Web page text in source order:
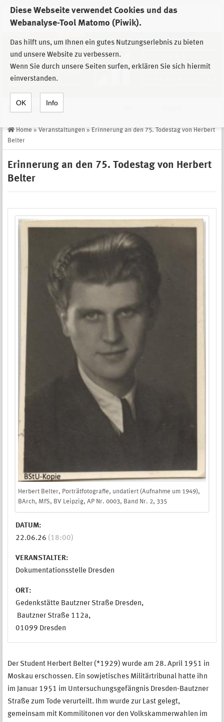
Diese Webseite verwendet Cookies und das
Webanalyse-Tool Matomo (Piwik).
Das hilft uns, um Ihnen ein gutes Nutzungserlebnis zu bieten
und unsere Website zu verbessern.
Wenn Sie durch unsere Seiten surfen, erklären Sie sich hiermit
einverstanden.
OK Info
Zur Auswahl der Einrichtungen der
Stiftung Sächsische Gedenkstätten
Home » Veranstaltungen » Erinnerung an den 75. Todestag von Herbert
Belter
Erinnerung an den 75. Todestag von Herbert
Belter
Herbert Belter, Porträtfotografie, undatiert (Aufnahme um 1949),
BArch, MfS, BV Leipzig, AP Nr. 0003, Band Nr. 2, 335
DATUM:
22.06.26 (18:00)
VERANSTALTER:
Dokumentationsstelle Dresden
ORT:
Gedenkstätte Bautzner Straße Dresden,
Bautzner Straße 112a,
01099 Dresden
Der Student Herbert Belter (*1929) wurde am 28. April 1951 in
Moskau erschossen. Ein sowjetisches Militärtribunal hatte ihn
im Januar 1951 im Untersuchungsgefängnis Dresden-Bautzner
Straße zum Tode verurteilt. Ihm wurde zur Last gelegt,
gemeinsam mit Kommilitonen vor den Volkskammerwahlen im